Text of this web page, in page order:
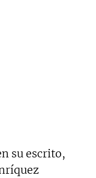
su escrito,